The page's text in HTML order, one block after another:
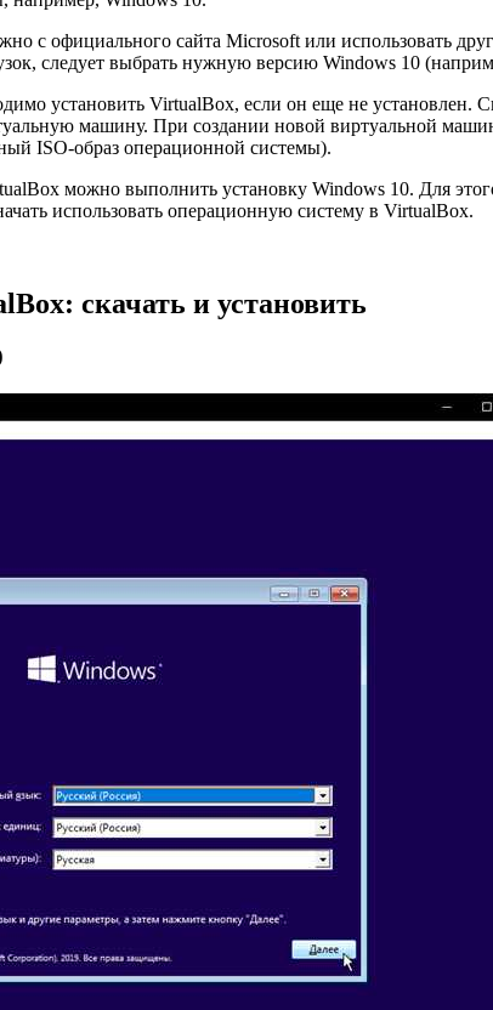
с официального сайта Microsoft или использовать
следует выбрать нужную версию Windows 10
установить VirtualBox, если он еще не
машину. При создании новой виртуальной
ISO-образ операционной системы).
можно выполнить установку Windows 10. Для
использовать операционную систему в VirtualBox.
скачать и установить